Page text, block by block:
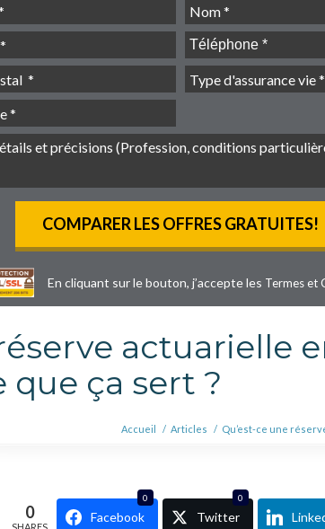
En cliquant sur le bouton, j’accepte les Termes et
actuarielle
que ça sert ?
Accueil / Articles / Qu’est-ce une
0
SHARES
0
Facebook
0
Twitter